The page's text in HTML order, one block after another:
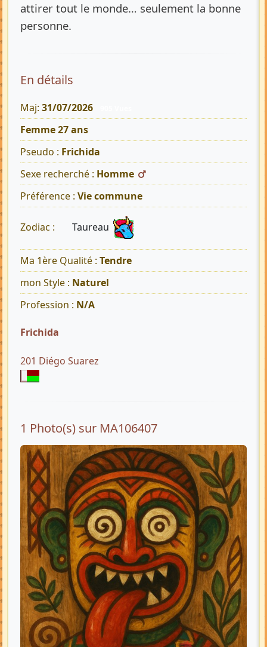
attirer tout le monde… seulement la bonne
personne.
En détails
Maj: 31/07/2026
Femme 27 ans
Pseudo : Frichida
Sexe recherché : Homme
Préférence : Vie commune
Zodiac : Taureau
Ma 1ère Qualité : Tendre
mon Style : Naturel
Profession : N/A
Frichida
201 Diégo Suarez
1 Photo(s) sur MA106407